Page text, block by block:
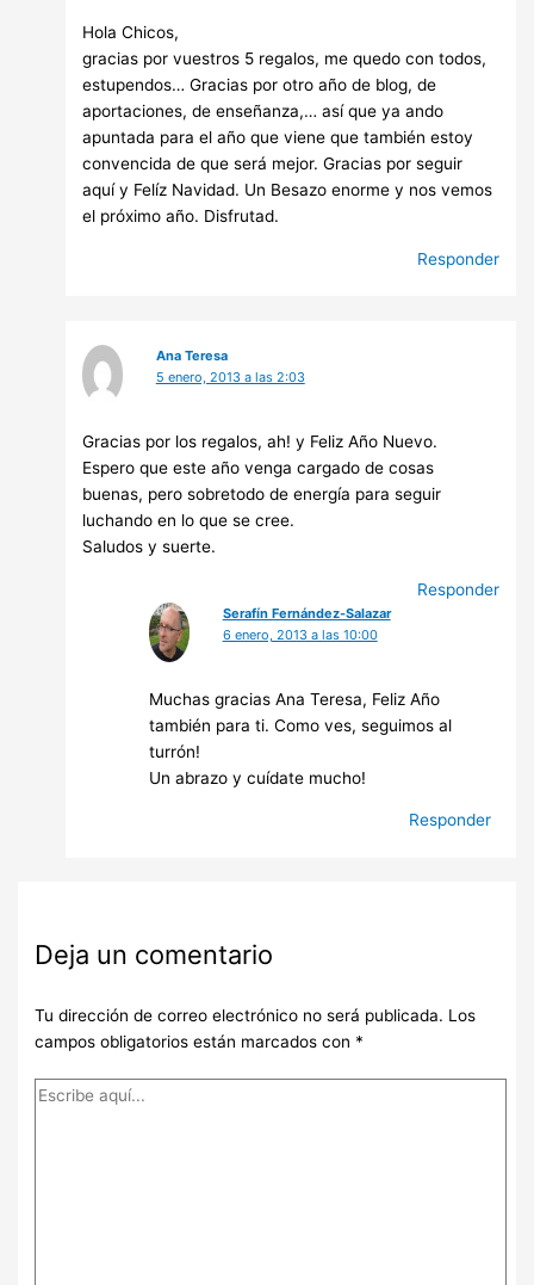
Hola Chicos,
gracias por vuestros 5 regalos, me quedo con todos,
estupendos… Gracias por otro año de blog, de
aportaciones, de enseñanza,… así que ya ando
apuntada para el año que viene que también estoy
convencida de que será mejor. Gracias por seguir
aquí y Felíz Navidad. Un Besazo enorme y nos vemos
el próximo año. Disfrutad.
Responder
Ana Teresa
5 enero, 2013 a las 2:03
Gracias por los regalos, ah! y Feliz Año Nuevo.
Espero que este año venga cargado de cosas
buenas, pero sobretodo de energía para seguir
luchando en lo que se cree.
Saludos y suerte.
Responder
Serafín Fernández-Salazar
6 enero, 2013 a las 10:00
Muchas gracias Ana Teresa, Feliz Año
también para ti. Como ves, seguimos al
turrón!
Un abrazo y cuídate mucho!
Responder
Deja un comentario
Tu dirección de correo electrónico no será publicada. Los
campos obligatorios están marcados con *
Escribe